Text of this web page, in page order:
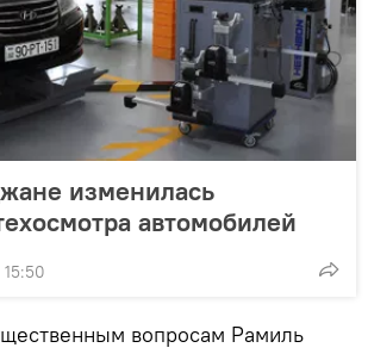
изменилась
автомобилей
вопросам Рамиль